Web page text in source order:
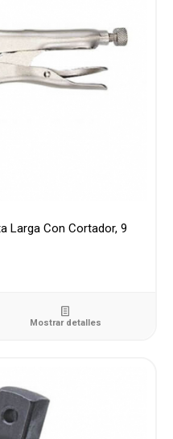
Larga Con Cortador, 9
Mostrar detalles